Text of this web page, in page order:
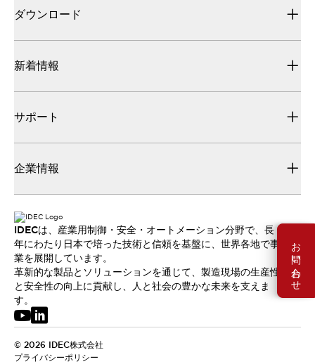
お問い合わせ
ダウンロード
新着情報
サポート
企業情報
IDECは、産業用制御・安全・オートメーション分野で、長
年にわたり日本で培った技術と信頼を基盤に、世界各地で事
業を展開しています。
革新的な製品とソリューションを通じて、製造現場の生産性
と安全性の向上に貢献し、人と社会の豊かな未来を支えま
す。
© 2026 IDEC株式会社
プライバシーポリシー